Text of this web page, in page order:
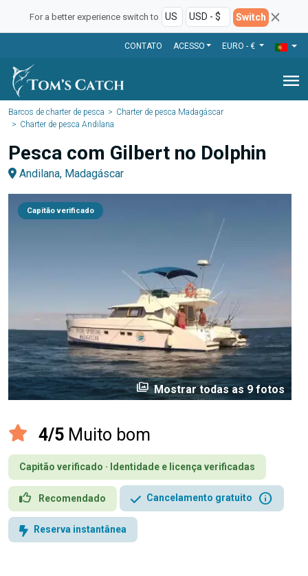
For a better experience switch to Switch
CONTATO ACESSO EURO - €
menu
Barcos de charter de pesca
Charter de pesca Madagáscar
Charter de pesca Andilana
Pesca com Gilbert no Dolphin
Andilana, Madagáscar
Capitão verificado
perm_media Mostrar todas as 9 fotos
4/5 Muito bom
Capitão verificado · Identidade e licença verificadas
Recomendado Cancelamento gratuito info
Reserva instantânea